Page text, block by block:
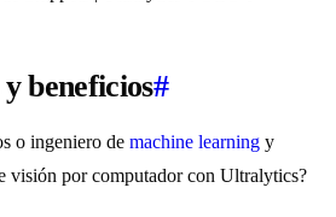
beneficios#
o ingeniero de machine learning y
visión por computador con Ultralytics?